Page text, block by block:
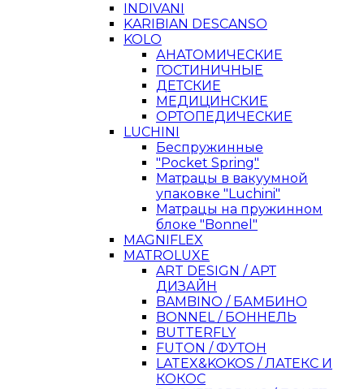
INDIVANI
KARIBIAN DESCANSO
KOLO
АНАТОМИЧЕСКИЕ
ГОСТИНИЧНЫЕ
ДЕТСКИЕ
МЕДИЦИНСКИЕ
ОРТОПЕДИЧЕСКИЕ
LUCHINI
Беспружинные
"Pocket Spring"
Матрацы в вакуумной
упаковке "Luchini"
Матрацы на пружинном
блоке "Bonnel"
MAGNIFLEX
MATROLUXE
ART DESIGN / АРТ
ДИЗАЙН
BAMBINO / БАМБИНО
BONNEL / БОННЕЛЬ
BUTTERFLY
FUTON / ФУТОН
LATEX&KOKOS / ЛАТЕКС И
КОКОС